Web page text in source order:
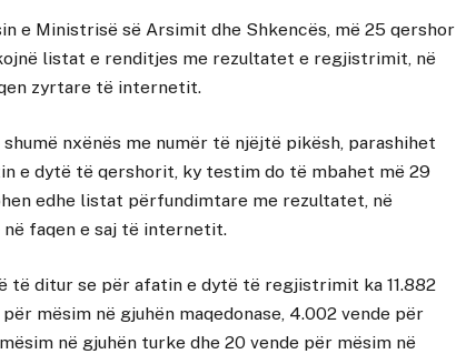
e Ministrisë së Arsimit dhe Shkencës, më 25 qershor
listat e renditjes me rezultatet e regjistrimit, në
zyrtare të internetit.
nxënës me numër të njëjtë pikësh, parashihet
e dytë të qershorit, ky testim do të mbahet më 29
edhe listat përfundimtare me rezultatet, në
faqen e saj të internetit.
të ditur se për afatin e dytë të regjistrimit ka 11.882
mësim në gjuhën maqedonase, 4.002 vende për
në gjuhën turke dhe 20 vende për mësim në